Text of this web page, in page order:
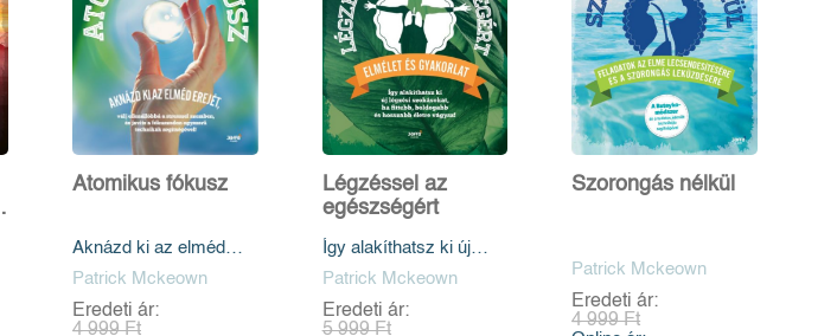
Atomikus fókusz
Aknázd ki az elméd
erejét, válj ellenállóba a
javíts a fókuszodon
Patrick Mckeown
Eredeti ár:
4 999 Ft
Légzéssel az
egészségért
Így alakíthatsz ki új
légzési szokásokat, ha
hosszabb életre
Patrick Mckeown
Eredeti ár:
5 999 Ft
Szorongás nélkül
Patrick Mckeown
Eredeti ár:
4 999 Ft